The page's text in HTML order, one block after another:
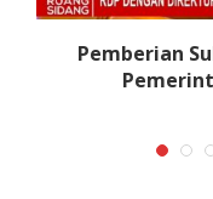
Pemberian